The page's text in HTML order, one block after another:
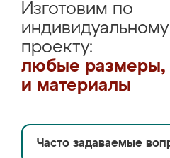
Изготовим по
индивидуальному
проекту:
любые размеры,
и материалы
Часто задаваемые